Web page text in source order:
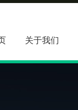
关于我们